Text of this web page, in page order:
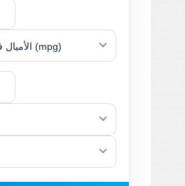
الأميال في الجالون (mpg)